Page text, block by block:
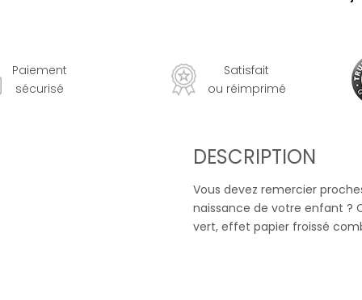
Paiement
sécurisé
Satisfait
ou réimprimé
DESCRIPTION
Vous devez remercier
naissance de votre enfant ?
vert, effet papier froissé